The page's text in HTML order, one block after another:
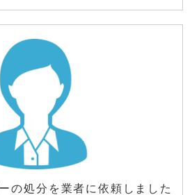
の処分を業者に依頼しました